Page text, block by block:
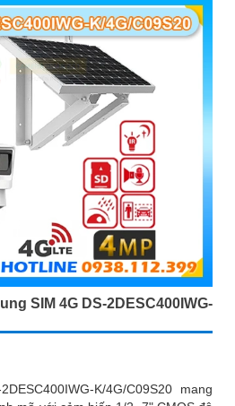
SIM 4G DS-2DESC400IWG-
K/4G/C09S20 mang